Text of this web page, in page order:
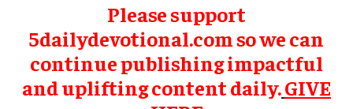
Please support
5dailydevotional.com so we can
continue publishing impactful
and uplifting content daily.GIVE